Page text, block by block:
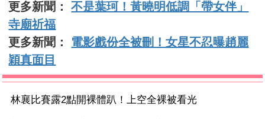
更多新聞：不是葉珂！黃曉明低調「帶女伴」
寺廟祈福
更多新聞： 電影戲份全被刪！女星不忍曝趙麗
穎真面目
林襄比賽露2點開裸體趴！上空全裸被看光